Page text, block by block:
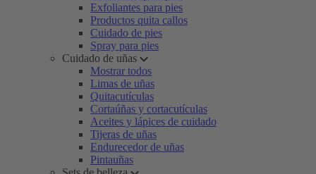
Exfoliantes para pies
Productos quita callos
Cuidado de pies
Spray para pies
Cuidado de uñas
Mostrar todos
Limas de uñas
Quitacutículas
Cortaúñas y cortacutículas
Aceites y lápices de cuidado
Tijeras de uñas
Endurecedor de uñas
Pintauñas